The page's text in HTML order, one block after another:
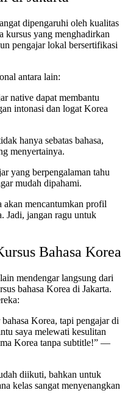
dipengaruhi oleh kualitas
kursus yang menghadirkan
pengajar lokal bersertifikasi
antara lain:
native dapat membantu
intonasi dan logat Korea
hanya sebatas bahasa,
menyertainya.
yang berpengalaman tahu
mudah dipahami.
akan mencantumkan profil
Jadi, jangan ragu untuk
Bahasa Korea
mendengar langsung dari
bahasa Korea di Jakarta.
Korea, tapi pengajar di
saya melewati kesulitan
Korea tanpa subtitle!” —
diikuti, bahkan untuk
kelas sangat menyenangkan